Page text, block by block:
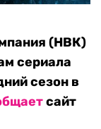
(НВК)
сериала
сезон в
сайт